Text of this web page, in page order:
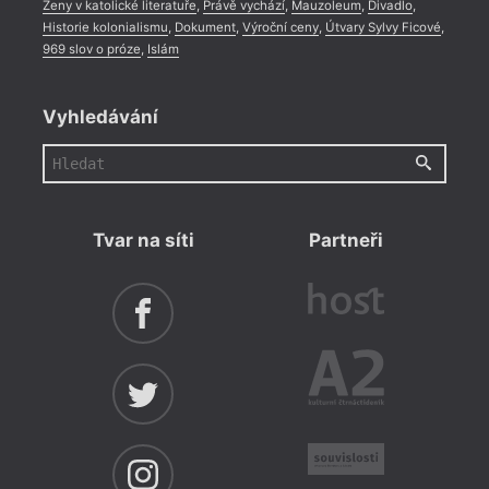
Ženy v katolické literatuře, Právě vychází, Mauzoleum, Divadlo,
Historie kolonialismu, Dokument, Výroční ceny, Útvary Sylvy Ficové,
969 slov o próze, Islám
Vyhledávání
Tvar na síti Partneři